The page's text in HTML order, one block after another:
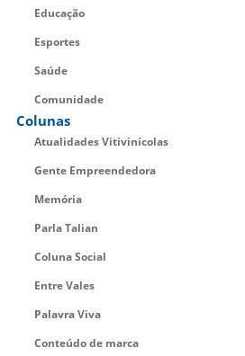
Educação
Esportes
Saúde
Comunidade
Colunas
Atualidades Vitivinícolas
Gente Empreendedora
Memória
Parla Talian
Coluna Social
Entre Vales
Palavra Viva
Conteúdo de marca